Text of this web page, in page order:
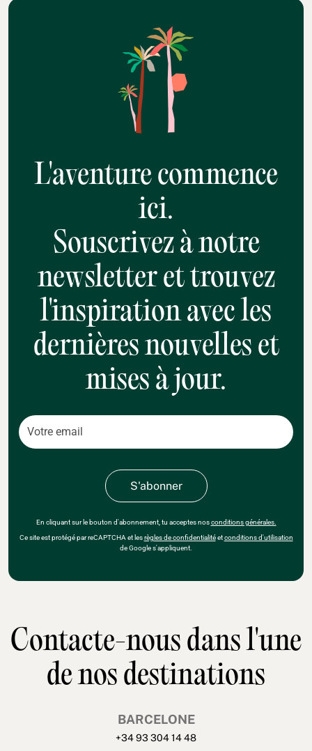
L'aventure commence
ici.
Souscrivez à notre
newsletter et trouvez
l'inspiration avec les
dernières nouvelles et
mises à jour.
En cliquant sur le bouton d'abonnement, tu acceptes nosconditions générales.
Ce site est protégé par reCAPTCHA et lesrègles de confidentialitéetconditions d'utilisation
de Google s'appliquent.
Contacte-nous dans l'une
de nos destinations
BARCELONE
+34 93 304 14 48